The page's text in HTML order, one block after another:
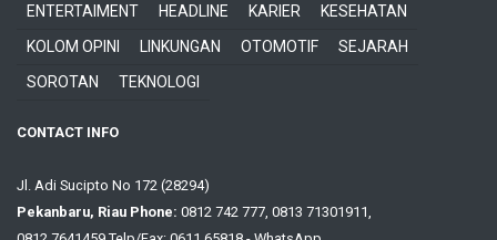
ENTERTAIMENT
HEADLINE KARIER
KESEHATAN
KOLOM OPINI
LINKUNGAN OTOMOTIF
SEJARAH
SOROTAN
TEKNOLOGI
CONTACT INFO
Jl. Adi Sucipto No 172 (28294)
Pekanbaru, Riau Phone: 0812 742 777, 0813 71301911,